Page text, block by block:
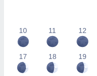
10 11 12
17 18 19